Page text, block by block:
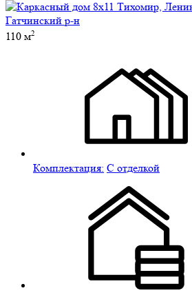
110 м2
Комплектация: С отделкой